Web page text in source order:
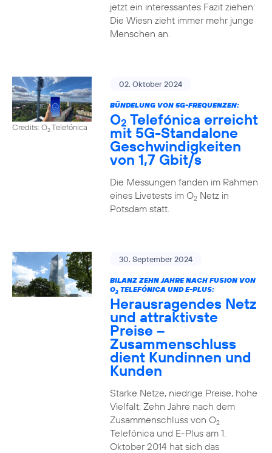
jetzt ein interessantes Fazit ziehen:
Die Wiesn zieht immer mehr junge
Menschen an.
Credits: O2Telefónica
02. Oktober 2024
BÜNDELUNG VON 5G-FREQUENZEN:
O2 Telefónica erreicht
mit 5G-Standalone
Geschwindigkeiten
von 1,7 Gbit/s
Die Messungen fanden im Rahmen
eines Livetests im O2Netz in
Potsdam statt.
30. September 2024
BILANZ ZEHN JAHRE NACH FUSION VON
O2TELEFÓNICA UND E-PLUS:
Herausragendes Netz
und attraktivste
Preise –
Zusammenschluss
dient Kundinnen und
Kunden
Starke Netze, niedrige Preise, hohe
Vielfalt: Zehn Jahre nach dem
Zusammenschluss von O2
Telefónica und E-Plus am 1.
Oktober 2014 hat sich das